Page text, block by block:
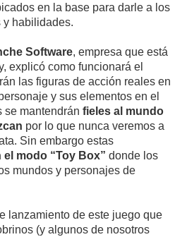
en la base para darle a los
y habilidades.
Software, empresa que está
explicó como funcionará el
las figuras de acción reales en
y sus elementos en el
se mantendrán fieles al mundo
por lo que nunca veremos a
Sin embargo estas
el modo “Toy Box” donde los
mundos y personajes de
lanzamiento de este juego que
(y algunos de nosotros